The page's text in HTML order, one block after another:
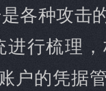
各种攻击
行梳理
户的凭据